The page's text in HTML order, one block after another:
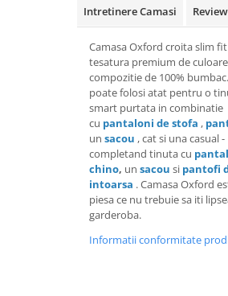
Intretinere Camasi
Camasa Oxford croita slim
tesatura premium de
compozitie de 100%
poate folosi atat pentru o
smart purtata in combinatie
cu pantaloni de stofa ,
un sacou , cat si una casual -
completand tinuta cu
chino, un sacou si pantofi
intoarsa . Camasa Oxford
piesa ce nu trebuie sa iti
garderoba.
Informatii conformitate